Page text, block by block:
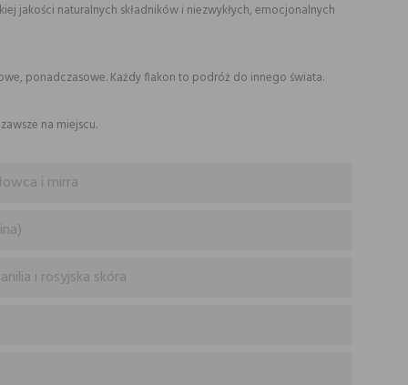
jakości naturalnych składników i niezwykłych, emocjonalnych
ponadczasowe. Każdy flakon to podróż do innego świata.
na miejscu.
i mirra
i rosyjska skóra